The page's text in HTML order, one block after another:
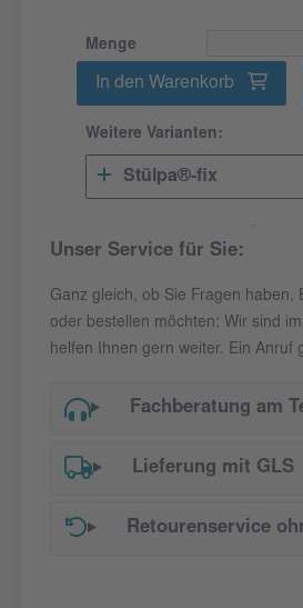
Menge
In den Warenkorb
Weitere Varianten:
Stülpa®-fix
Unser Service für Sie:
Ganz gleich, ob Sie Fragen haben,
oder bestellen möchten: Wir sind
helfen Ihnen gern weiter. Ein Anruf
Fachberatung am
Lieferung mit GLS
Retourenservice